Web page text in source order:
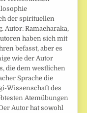
der spirituellen
Autor: Ramacharaka,
haben sich mit
befasst, aber es
wie der Autor
die dem westlichen
Sprache die
Wissenschaft des
Atemübungen
Autor hat sowohl